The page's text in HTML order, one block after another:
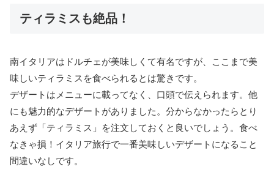
ティラミスも絶品！
南イタリアはドルチェが美味しくて有名ですが、ここまで美
味しいティラミスを食べられるとは驚きです。
デザートはメニューに載ってなく、口頭で伝えられます。他
にも魅力的なデザートがありました。分からなかったらとり
あえず「ティラミス」を注文しておくと良いでしょう。食べ
なきゃ損！イタリア旅行で一番美味しいデザートになること
間違いなしです。